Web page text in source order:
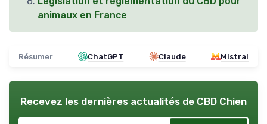
animaux en France
Résumer ChatGPT Claude Mistral
Recevez les dernières actualités de CBD Chien